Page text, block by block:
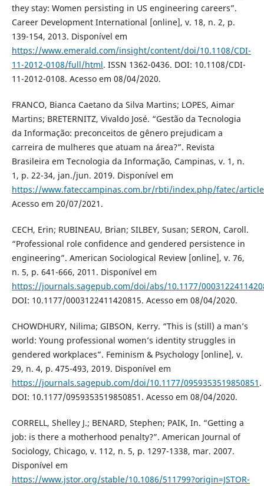
they stay: Women persisting in US engineering careers”.
Career Development International [online], v. 18, n. 2, p.
139-154, 2013. Disponível em
https://www.emerald.com/insight/content/doi/10.1108/CDI-
11-2012-0108/full/html. ISSN 1362-0436. DOI: 10.1108/CDI-
11-2012-0108. Acesso em 08/04/2020.
FRANCO, Bianca Caetano da Silva Martins; LOPES, Aimar
Martins; BRETERNITZ, Vivaldo José. “Gestão da Tecnologia
da Informação: preconceitos de gênero prejudicam a
carreira de mulheres que atuam na área?”. Revista
Brasileira em Tecnologia da Informação, Campinas, v. 1, n.
1, p. 22-34, jan./jun. 2019. Disponível em
https://www.fateccampinas.com.br/rbti/index.php/fatec/
Acesso em 20/07/2021.
CECH, Erin; RUBINEAU, Brian; SILBEY, Susan; SERON, Caroll.
“Professional role confidence and gendered persistence in
engineering”. American Sociological Review [online], v. 76,
n. 5, p. 641-666, 2011. Disponível em
https://journals.sagepub.com/doi/abs/10.1177/
DOI: 10.1177/0003122411420815. Acesso em 08/04/2020.
CHOWDHURY, Nilima; GIBSON, Kerry. “This is (still) a man’s
world: Young professional women’s identity struggles in
gendered workplaces”. Feminism & Psychology [online], v.
29, n. 4, p. 475-493, 2019. Disponível em
https://journals.sagepub.com/doi/10.1177/0959353519850851 .
DOI: 10.1177/0959353519850851. Acesso em 08/04/2020.
CORRELL, Shelley J.; BENARD, Stephen; PAIK, In. “Getting a
job: is there a motherhood penalty?”. American Journal of
Sociology, Chicago, v. 112, n. 5, p. 1297-1338, mar. 2007.
Disponível em
https://www.jstor.org/stable/10.1086/511799?origin=JSTOR-